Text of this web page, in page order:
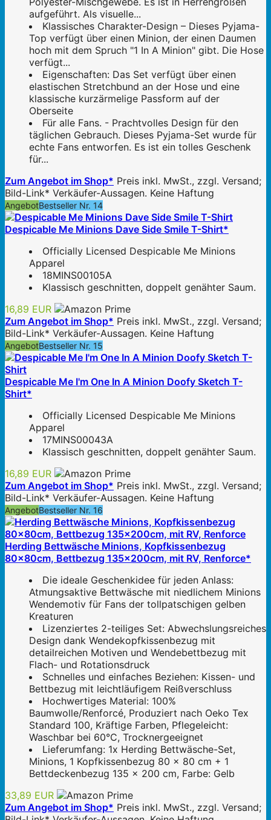
aufgeführt. Als visuelle...
Klassisches Charakter-Design – Dieses Pyjama-
Top verfügt über einen Minion, der einen Daumen
hoch mit dem Spruch "1 In A Minion" gibt. Die Hose
verfügt...
Eigenschaften: Das Set verfügt über einen
elastischen Stretchbund an der Hose und eine
klassische kurzärmelige Passform auf der
Oberseite
Für alle Fans. - Prachtvolles Design für den
täglichen Gebrauch. Dieses Pyjama-Set wurde für
echte Fans entworfen. Es ist ein tolles Geschenk
für...
Zum Angebot im Shop* Preis inkl. MwSt., zzgl. Versand;
Bild-Link* Verkäufer-Aussagen. Keine Haftung
AngebotBestseller Nr. 14
Despicable Me Minions Dave Side Smile T-Shirt*
Officially Licensed Despicable Me Minions
Apparel
18MINS00105A
Klassisch geschnitten, doppelt genähter Saum.
16,89 EUR
Zum Angebot im Shop* Preis inkl. MwSt., zzgl. Versand;
Bild-Link* Verkäufer-Aussagen. Keine Haftung
AngebotBestseller Nr. 15
Despicable Me I'm One In A Minion Doofy Sketch T-
Shirt*
Officially Licensed Despicable Me Minions
Apparel
17MINS00043A
Klassisch geschnitten, doppelt genähter Saum.
16,89 EUR
Zum Angebot im Shop* Preis inkl. MwSt., zzgl. Versand;
Bild-Link* Verkäufer-Aussagen. Keine Haftung
AngebotBestseller Nr. 16
Herding Bettwäsche Minions, Kopfkissenbezug
80x80cm, Bettbezug 135x200cm, mit RV, Renforce*
Die ideale Geschenkidee für jeden Anlass:
Atmungsaktive Bettwäsche mit niedlichem Minions
Wendemotiv für Fans der tollpatschigen gelben
Kreaturen
Lizenziertes 2-teiliges Set: Abwechslungsreiches
Design dank Wendekopfkissenbezug mit
detailreichen Motiven und Wendebettbezug mit
Flach- und Rotationsdruck
Schnelles und einfaches Beziehen: Kissen- und
Bettbezug mit leichtläufigem Reißverschluss
Hochwertiges Material: 100%
Baumwolle/Renforcé, Produziert nach Oeko Tex
Standard 100, Kräftige Farben, Pflegeleicht:
Waschbar bei 60°C, Trocknergeeignet
Lieferumfang: 1x Herding Bettwäsche-Set,
Minions, 1 Kopfkissenbezug 80 x 80 cm + 1
Bettdeckenbezug 135 x 200 cm, Farbe: Gelb
33,89 EUR
Zum Angebot im Shop* Preis inkl. MwSt., zzgl. Versand;